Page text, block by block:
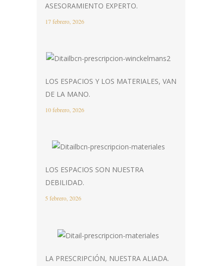
ASESORAMIENTO EXPERTO.
17 febrero, 2026
LOS ESPACIOS Y LOS MATERIALES, VAN
DE LA MANO.
10 febrero, 2026
LOS ESPACIOS SON NUESTRA
DEBILIDAD.
5 febrero, 2026
LA PRESCRIPCIÓN, NUESTRA ALIADA.